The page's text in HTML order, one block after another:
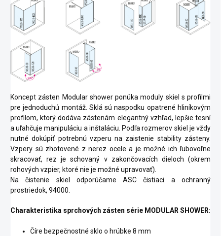
Koncept zásten Modular shower ponúka moduly skiel s profilmi
pre jednoduchú montáž. Sklá sú naspodku opatrené hliníkovým
profilom, ktorý dodáva zástenám elegantný vzhľad, lepšie tesní
a uľahčuje manipuláciu a inštaláciu. Podľa rozmerov skiel je vždy
nutné dokúpiť potrebnú vzperu na zaistenie stability zásteny.
Vzpery sú zhotovené z nerez ocele a je možné ich ľubovoľne
skracovať, rez je schovaný v zakončovacích dieloch (okrem
rohových vzpier, ktoré nie je možné upravovať).
Na čistenie skiel odporúčame ASC čistiaci a ochranný
prostriedok, 94000.
Charakteristika sprchových zásten série MODULAR SHOWER:
Číre bezpečnostné sklo o hrúbke 8 mm